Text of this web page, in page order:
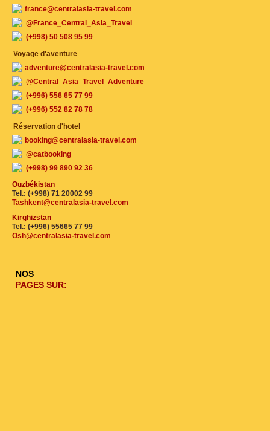
france@centralasia-travel.com
@France_Central_Asia_Travel
(+998) 50 508 95 99
Voyage d'aventure
adventure@centralasia-travel.com
@Central_Asia_Travel_Adventure
(+996) 556 65 77 99
(+996) 552 82 78 78
Réservation d'hotel
booking@centralasia-travel.com
@catbooking
(+998) 99 890 92 36
Ouzbékistan
Tel.: (+998) 71 20002 99
Tashkent@centralasia-travel.com
Kirghizstan
Tel.: (+996) 55665 77 99
Osh@centralasia-travel.com
NOS
PAGES SUR: